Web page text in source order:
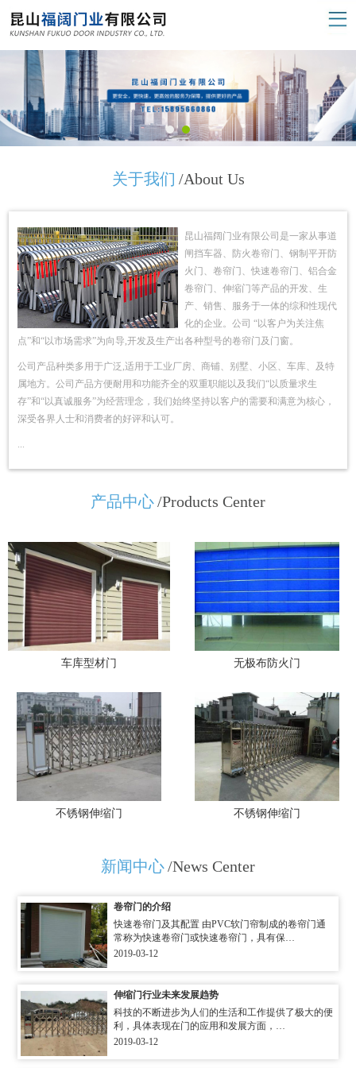
关于我们 /About Us
昆山福阔门业有限公司是一家从事道
闸挡车器、防火卷帘门、钢制平开防
火门、卷帘门、快速卷帘门、铝合金
卷帘门、伸缩门等产品的开发、生
产、销售、服务于一体的综和性现代
化的企业。公司 “以客户为关注焦
点”和“以市场需求”为向导,开发及生产出各种型号的卷帘门及门窗。
公司产品种类多用于广泛,适用于工业厂房、商铺、别墅、小区、车库、及特
属地方。公司产品方便耐用和功能齐全的双重职能以及我们“以质量求生
存”和“以真诚服务”为经营理念，我们始终坚持以客户的需要和满意为核心，
深受各界人士和消费者的好评和认可。
产品中心/Products Center
车库型材门 无极布防火门
不锈钢伸缩门 不锈钢伸缩门
新闻中心/News Center
卷帘门的介绍
快速卷帘门及其配置 由PVC软门帘制成的卷帘门通
常称为快速卷帘门或快速卷帘门，具有保…
2019-03-12
伸缩门行业未来发展趋势
科技的不断进步为人们的生活和工作提供了极大的便
利，具体表现在门的应用和发展方面，…
2019-03-12